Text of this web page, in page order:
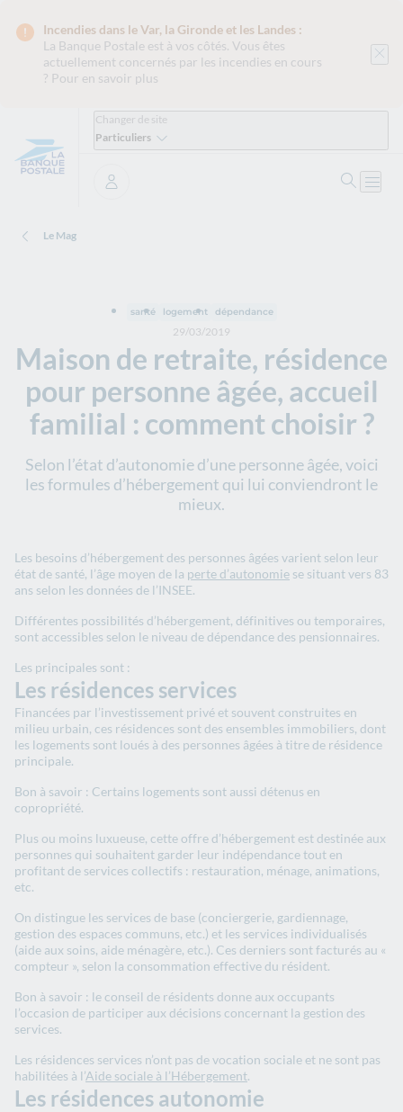
Incendies dans le Var, la Gironde et les Landes :
La Banque Postale est à vos côtés. Vous êtes
actuellement concernés par les incendies en cours
? Pour en savoir plus
Changer de site
Particuliers
Se connecter
Le Mag
Maison de retraite, résidence
pour personne âgée, accueil
familial : comment choisir ?
29/03/2019
santé logement dépendance
Selon l’état d’autonomie d’une personne âgée, voici
les formules d’hébergement qui lui conviendront le
mieux.
Les besoins d’hébergement des personnes âgées varient selon leur
état de santé, l’âge moyen de la perte d’autonomie se situant vers 83
ans selon les données de l’INSEE.
Différentes possibilités d’hébergement, définitives ou temporaires,
sont accessibles selon le niveau de dépendance des pensionnaires.
Les principales sont :
Les résidences services
Financées par l’investissement privé et souvent construites en
milieu urbain, ces résidences sont des ensembles immobiliers, dont
les logements sont loués à des personnes âgées à titre de résidence
principale.
Bon à savoir : Certains logements sont aussi détenus en
copropriété.
Plus ou moins luxueuse, cette offre d’hébergement est destinée aux
personnes qui souhaitent garder leur indépendance tout en
profitant de services collectifs : restauration, ménage, animations,
etc.
On distingue les services de base (conciergerie, gardiennage,
gestion des espaces communs, etc.) et les services individualisés
(aide aux soins, aide ménagère, etc.). Ces derniers sont facturés au «
compteur », selon la consommation effective du résident.
Bon à savoir : le conseil de résidents donne aux occupants
l’occasion de participer aux décisions concernant la gestion des
services.
Les résidences services n’ont pas de vocation sociale et ne sont pas
habilitées à l’Aide sociale à l’Hébergement.
Les résidences autonomie